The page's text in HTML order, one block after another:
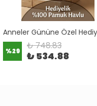
%29 ₺ 748.83
₺ 534.88